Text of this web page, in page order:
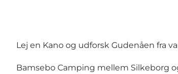
Lej en Kano og udforsk Gudenåen fra
Bamsebo Camping mellem Silkeborg